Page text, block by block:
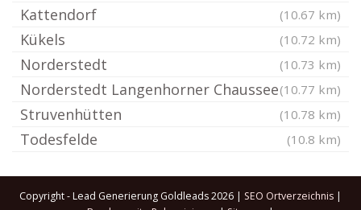
Kattendorf (10.67 km)
Kükels (10.72 km)
Norderstedt (10.73 km)
Norderstedt Langenhorner Chaussee(10.77 km)
Struvenhütten (10.78 km)
Todesfelde (10.8 km)
Copyright - Lead Generierung Goldleads 2026 | SEO Ortverzeichnis |